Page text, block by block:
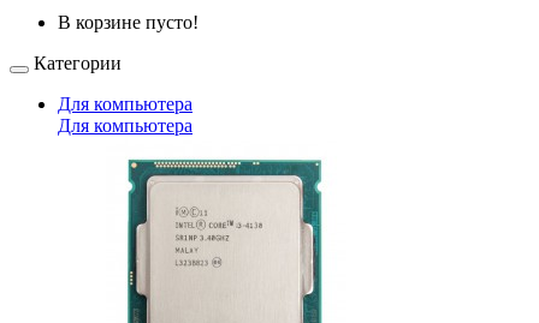
В корзине пусто!
Категории
Для компьютера
Для компьютера